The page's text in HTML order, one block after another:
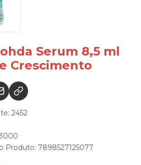
Serum 8,5 ml
Crescimento
2452
Produto: 7898527125077